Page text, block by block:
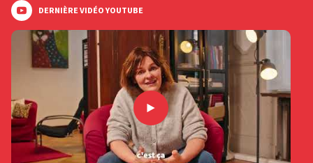
DERNIÈRE VIDÉO YOUTUBE